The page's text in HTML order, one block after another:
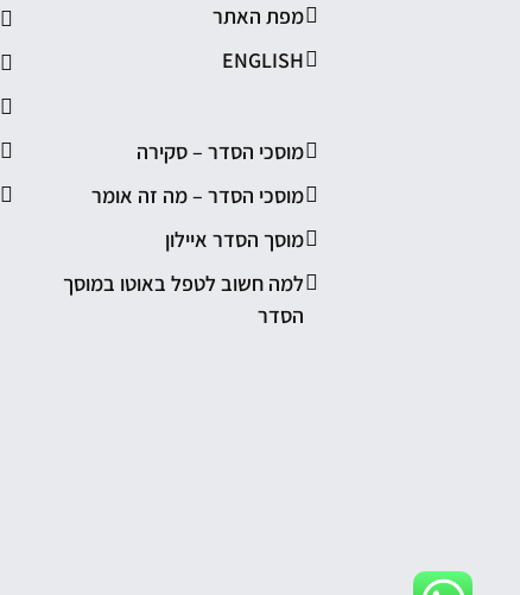
מפת האתר
ENGLISH
מוסכי הסדר – סקירה
מוסכי הסדר – מה זה אומר
מוסך הסדר איילון
למה חשוב לטפל באוטו במוסך
הסדר